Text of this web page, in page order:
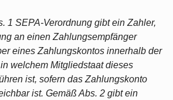
1 SEPA-Verordnung gibt ein Zahler,
an einen Zahlungsempfänger
eines Zahlungskontos innerhalb der
welchem Mitgliedstaat dieses
ist, sofern das Zahlungskonto
ist. Gemäß Abs. 2 gibt ein